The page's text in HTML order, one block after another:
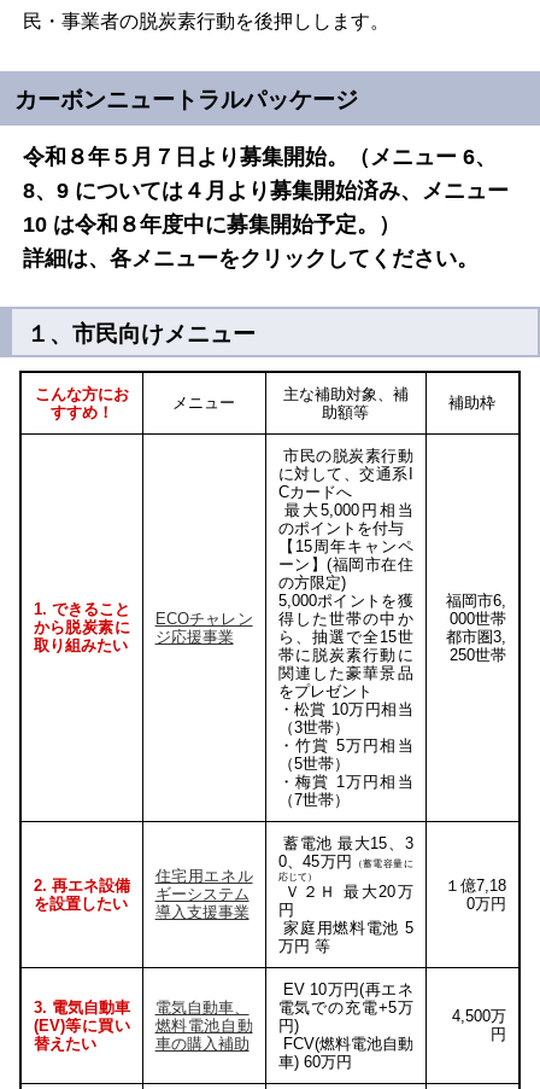
民・事業者の脱炭素行動を後押しします。
カーボンニュートラルパッケージ
令和８年５月７日より募集開始。（メニュー 6、
8、9 については４月より募集開始済み、メニュー
10 は令和８年度中に募集開始予定。）
詳細は、各メニューをクリックしてください。
１、市民向けメニュー
こんな方にお
すすめ！
メニュー
主な補助対象、補
助額等
補助枠
1. できること
から脱炭素に
取り組みたい
ECOチャレン
ジ応援事業
市民の脱炭素行動
に対して、交通系I
Cカードへ
最大5,000円相当
のポイントを付与
【15周年キャンペ
ーン】(福岡市在住
の方限定)
5,000ポイントを獲
得した世帯の中か
ら、抽選で全15世
帯に脱炭素行動に
関連した豪華景品
をプレゼント
・松賞 10万円相当
（3世帯）
・竹賞 5万円相当
（5世帯）
・梅賞 1万円相当
（7世帯）
福岡市6,
000世帯
都市圏3,
250世帯
2. 再エネ設備
を設置したい
住宅用エネル
ギーシステム
導入支援事業
蓄電池 最大15、3
0、45万円
（蓄電容量に
応じて）
Ｖ２Ｈ 最大20万
円
家庭用燃料電池 5
万円 等
１億7,18
0万円
3. 電気自動車
(EV)等に買い
替えたい
電気自動車、
燃料電池自動
車の購入補助
EV 10万円(再エネ
電気での充電+5万
円)
FCV(燃料電池自動
車) 60万円
4,500万
円